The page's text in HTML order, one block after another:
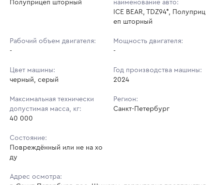
Полуприцеп шторный
наименование авто:
ICE BEAR, TDZ94*, Полуприц
еп шторный
Рабочий объем двигателя:
-
Мощность двигателя:
-
Цвет машины:
черный, серый
Год производства машины:
2024
Максимальная технически
допустимая масса, кг:
40 000
Регион:
Санкт-Петербург
Состояние:
Повреждённый или не на хо
ду
Адрес осмотра: